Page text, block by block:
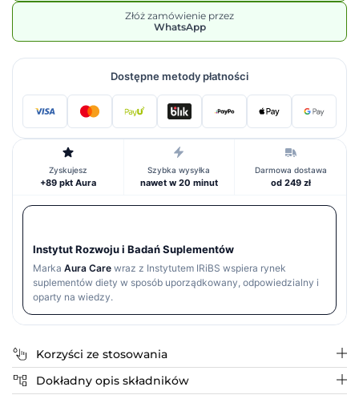
Złóż zamówienie przez
WhatsApp
Dostępne metody płatności
Zyskujesz
+89 pkt Aura
Szybka wysyłka
nawet w 20 minut
Darmowa dostawa
od 249 zł
Instytut Rozwoju i Badań Suplementów
Marka Aura Care wraz z Instytutem IRiBS wspiera rynek
suplementów diety w sposób uporządkowany, odpowiedzialny i
oparty na wiedzy.
Korzyści ze stosowania
Produkcja neuroprzekaźników
Dokładny opis składników